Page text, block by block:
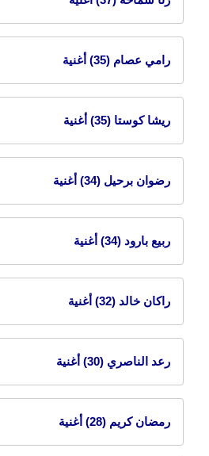
رامي عصام (35) أغنية
ريشا كوستا (35) أغنية
رضوان برحيل (34) أغنية
ربيع بارود (34) أغنية
راكان خالد (32) أغنية
رعد الناصري (30) أغنية
رمضان كريم (28) أغنية